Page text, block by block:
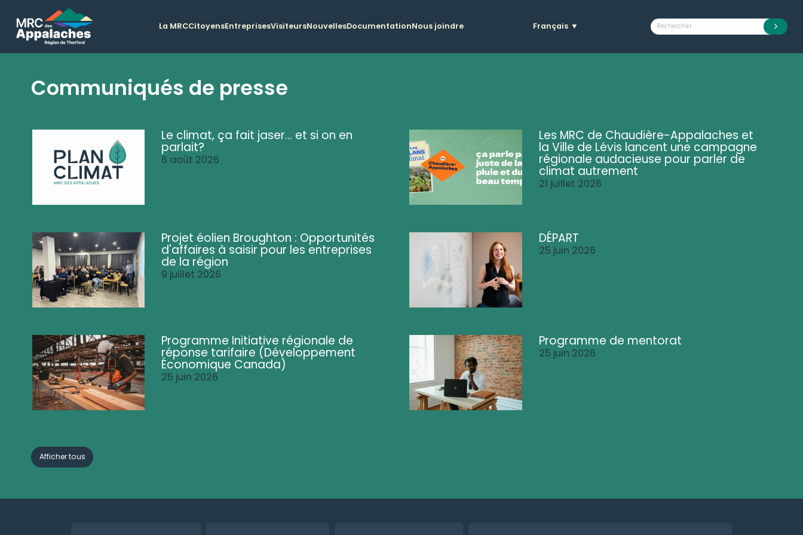
La MRCCitoyensEntreprisesVisiteursNouvellesDocumentationNous joindre Français ▼
Communiqués de presse
Le climat, ça fait jaser... et si on en
parlait?
6 août 2026
Les MRC de Chaudière-Appalaches et
la Ville de Lévis lancent une campagne
régionale audacieuse pour parler de
climat autrement
21 juillet 2026
Projet éolien Broughton : Opportunités
d'affaires à saisir pour les entreprises
de la région
9 juillet 2026
DÉPART
25 juin 2026
Programme Initiative régionale de
réponse tarifaire (Développement
Économique Canada)
25 juin 2026
Programme de mentorat
25 juin 2026
Afficher tous